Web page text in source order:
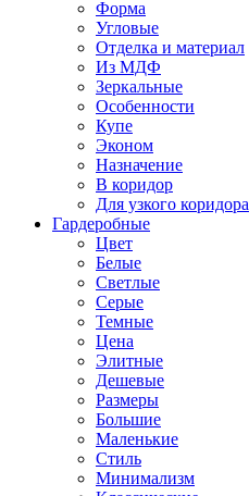
Форма
Угловые
Отделка и материал
Из МДФ
Зеркальные
Особенности
Купе
Эконом
Назначение
В коридор
Для узкого коридора
Гардеробные
Цвет
Белые
Светлые
Серые
Темные
Цена
Элитные
Дешевые
Размеры
Большие
Маленькие
Стиль
Минимализм